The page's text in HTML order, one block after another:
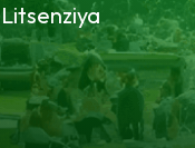
Litsenziya